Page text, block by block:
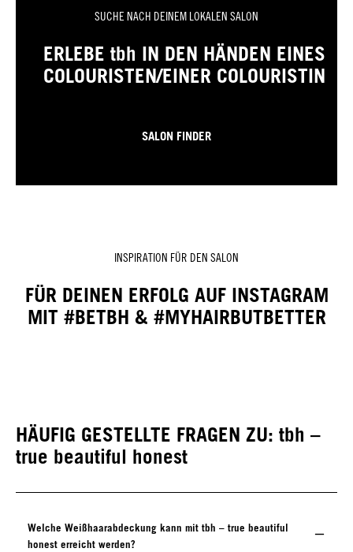
SUCHE NACH DEINEM LOKALEN SALON
ERLEBE tbh IN DEN HÄNDEN EINES
COLOURISTEN/EINER COLOURISTIN
SALON FINDER
INSPIRATION FÜR DEN SALON
FÜR DEINEN ERFOLG AUF INSTAGRAM
MIT #BETBH & #MYHAIRBUTBETTER
HÄUFIG GESTELLTE FRAGEN ZU: tbh –
true beautiful honest
Welche Weißhaarabdeckung kann mit tbh – true beautiful
honest erreicht werden?